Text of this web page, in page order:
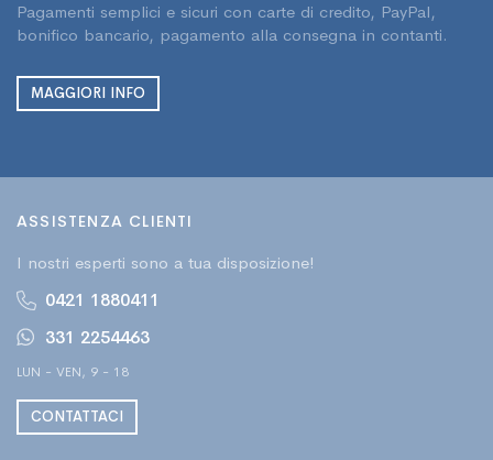
Pagamenti semplici e sicuri con carte di credito, PayPal,
bonifico bancario, pagamento alla consegna in contanti.
MAGGIORI INFO
ASSISTENZA CLIENTI
I nostri esperti sono a tua disposizione!
0421 1880411
331 2254463
LUN - VEN, 9 - 18
CONTATTACI